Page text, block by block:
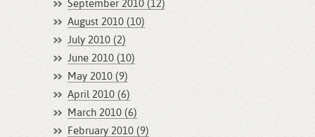
September 2010 (12)
August 2010 (10)
July 2010 (2)
June 2010 (10)
May 2010 (9)
April 2010 (6)
March 2010 (6)
February 2010 (9)